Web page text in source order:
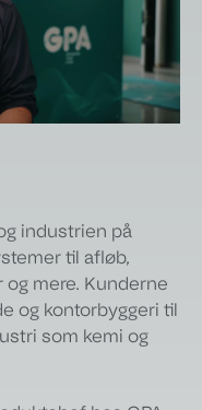
industrien på
til afløb,
mere. Kunderne
og kontorbyggeri til
som kemi og